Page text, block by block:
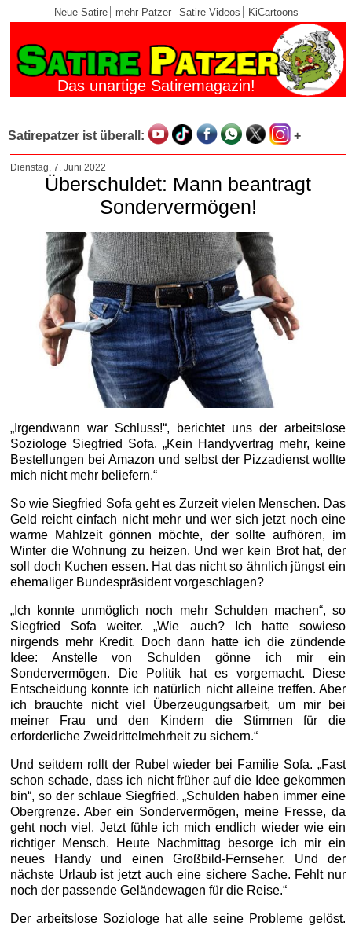
Neue Satire mehr Patzer Satire Videos KiCartoons
Das unartige Satiremagazin!
Satirepatzer ist überall: +
Dienstag, 7. Juni 2022
Überschuldet: Mann beantragt
Sondervermögen!
„Irgendwann war Schluss!“, berichtet uns der arbeitslose
Soziologe Siegfried Sofa. „Kein Handyvertrag mehr, keine
Bestellungen bei Amazon und selbst der Pizzadienst wollte
mich nicht mehr beliefern.“
So wie Siegfried Sofa geht es Zurzeit vielen Menschen. Das
Geld reicht einfach nicht mehr und wer sich jetzt noch eine
warme Mahlzeit gönnen möchte, der sollte aufhören, im
Winter die Wohnung zu heizen. Und wer kein Brot hat, der
soll doch Kuchen essen. Hat das nicht so ähnlich jüngst ein
ehemaliger Bundespräsident vorgeschlagen?
„Ich konnte unmöglich noch mehr Schulden machen“, so
Siegfried Sofa weiter. „Wie auch? Ich hatte sowieso
nirgends mehr Kredit. Doch dann hatte ich die zündende
Idee: Anstelle von Schulden gönne ich mir ein
Sondervermögen. Die Politik hat es vorgemacht. Diese
Entscheidung konnte ich natürlich nicht alleine treffen. Aber
ich brauchte nicht viel Überzeugungsarbeit, um mir bei
meiner Frau und den Kindern die Stimmen für die
erforderliche Zweidrittelmehrheit zu sichern.“
Und seitdem rollt der Rubel wieder bei Familie Sofa. „Fast
schon schade, dass ich nicht früher auf die Idee gekommen
bin“, so der schlaue Siegfried. „Schulden haben immer eine
Obergrenze. Aber ein Sondervermögen, meine Fresse, da
geht noch viel. Jetzt fühle ich mich endlich wieder wie ein
richtiger Mensch. Heute Nachmittag besorge ich mir ein
neues Handy und einen Großbild-Fernseher. Und der
nächste Urlaub ist jetzt auch eine sichere Sache. Fehlt nur
noch der passende Geländewagen für die Reise.“
Der arbeitslose Soziologe hat alle seine Probleme gelöst.